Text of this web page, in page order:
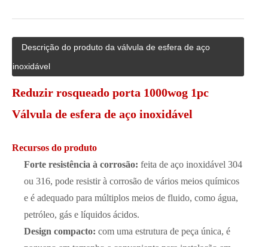
Descrição do produto da válvula de esfera de aço
inoxidável
Reduzir rosqueado porta 1000wog 1pc
Válvula de esfera de aço inoxidável
Recursos do produto
Forte resistência à corrosão: feita de aço inoxidável 304
ou 316, pode resistir à corrosão de vários meios químicos
e é adequado para múltiplos meios de fluido, como água,
petróleo, gás e líquidos ácidos.
Design compacto: com uma estrutura de peça única, é